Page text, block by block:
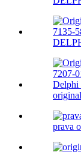
prava